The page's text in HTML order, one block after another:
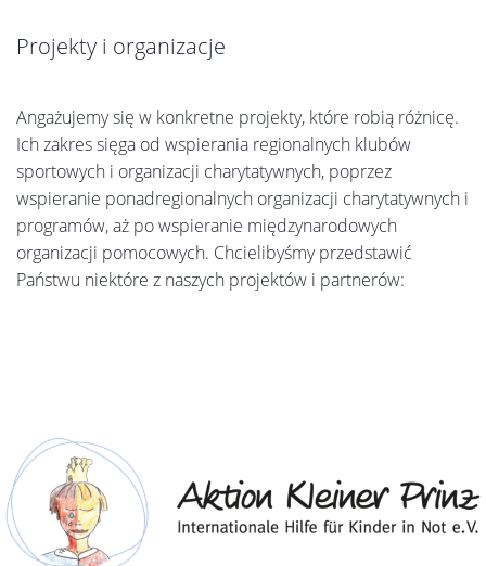
Projekty i organizacje
Angażujemy się w konkretne projekty, które robią różnicę.
Ich zakres sięga od wspierania regionalnych klubów
sportowych i organizacji charytatywnych, poprzez
wspieranie ponadregionalnych organizacji charytatywnych i
programów, aż po wspieranie międzynarodowych
organizacji pomocowych. Chcielibyśmy przedstawić
Państwu niektóre z naszych projektów i partnerów: